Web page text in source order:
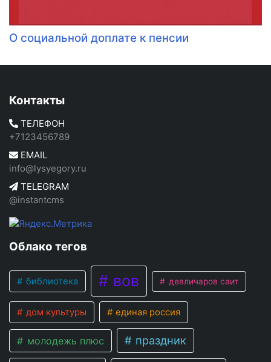
О социальной доплате к пенсии
Контакты
ТЕЛЕФОН
+7123456789
EMAIL
info@lysyegory.ru
TELEGRAM
@instantcms
Облако тегов
библиотека вов девличаров саит
дом культуры единая россия
молодежь плюс праздник